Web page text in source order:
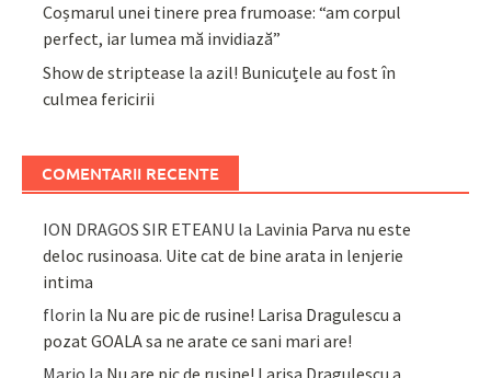
Coșmarul unei tinere prea frumoase: “am corpul
perfect, iar lumea mă invidiază”
Show de striptease la azil! Bunicuțele au fost în
culmea fericirii
COMENTARII RECENTE
ION DRAGOS SIR ETEANU la Lavinia Parva nu este
deloc rusinoasa. Uite cat de bine arata in lenjerie
intima
florin la Nu are pic de rusine! Larisa Dragulescu a
pozat GOALA sa ne arate ce sani mari are!